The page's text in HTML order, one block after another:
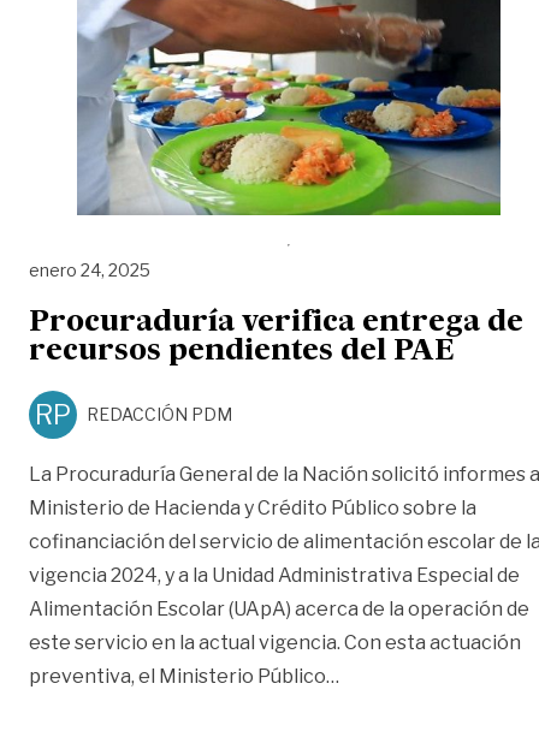
enero 24, 2025
Procuraduría verifica entrega de
recursos pendientes del PAE
RP REDACCIÓN PDM
La Procuraduría General de la Nación solicitó informes
Ministerio de Hacienda y Crédito Público sobre la
cofinanciación del servicio de alimentación escolar de
vigencia 2024, y a la Unidad Administrativa Especial de
Alimentación Escolar (UApA) acerca de la operación de
este servicio en la actual vigencia. Con esta actuación
preventiva, el Ministerio Público…